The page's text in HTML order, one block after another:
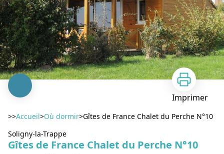
Imprimer
>>Accueil>Où dormir>Gîtes de France Chalet du Perche N°10
Soligny-la-Trappe
Gîtes de France Chalet du Perche N°10